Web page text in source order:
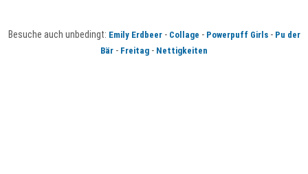
Besuche auch unbedingt: Emily Erdbeer- Collage - Powerpuff Girls- Pu der
Bär - Freitag - Nettigkeiten